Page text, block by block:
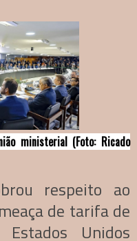
ministerial (Foto: Ricado
respeito ao
de tarifa de
Unidos